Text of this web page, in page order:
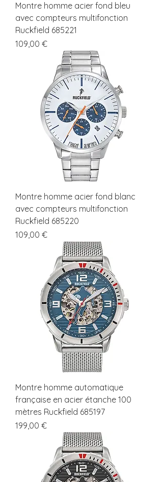
Montre homme acier fond bleu
avec compteurs multifonction
Ruckfield 685221
Prix
109,00 €
Montre homme acier fond blanc
avec compteurs multifonction
Ruckfield 685220
Prix
109,00 €
Montre homme automatique
française en acier étanche 100
mètres Ruckfield 685197
Prix
199,00 €